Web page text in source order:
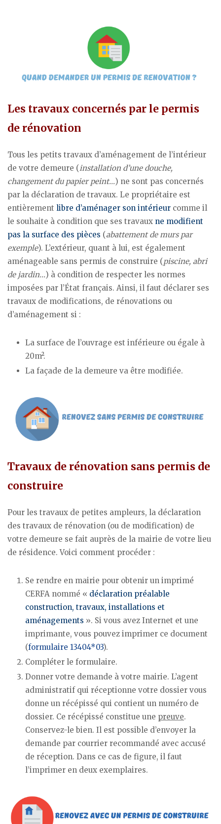
Les travaux concernés par le permis
de rénovation
Tous les petits travaux d’aménagement de l’intérieur
de votre demeure (installation d’une douche,
changement du papier peint…) ne sont pas concernés
par la déclaration de travaux. Le propriétaire est
entièrement libre d’aménager son intérieur comme il
le souhaite à condition que ses travaux ne modifient
pas la surface des pièces (abattement de murs par
exemple). L’extérieur, quant à lui, est également
aménageable sans permis de construire (piscine, abri
de jardin…) à condition de respecter les normes
imposées par l’État français. Ainsi, il faut déclarer ses
travaux de modifications, de rénovations ou
d’aménagement si :
La surface de l’ouvrage est inférieure ou égale à
20m².
La façade de la demeure va être modifiée.
Travaux de rénovation sans permis de
construire
Pour les travaux de petites ampleurs, la déclaration
des travaux de rénovation (ou de modification) de
votre demeure se fait auprès de la mairie de votre lieu
de résidence. Voici comment procéder :
Se rendre en mairie pour obtenir un imprimé
CERFA nommé « déclaration préalable
construction, travaux, installations et
aménagements ». Si vous avez Internet et une
imprimante, vous pouvez imprimer ce document
(formulaire 13404*03).
Compléter le formulaire.
Donner votre demande à votre mairie. L’agent
administratif qui réceptionne votre dossier vous
donne un récépissé qui contient un numéro de
dossier. Ce récépissé constitue une preuve.
Conservez-le bien. Il est possible d’envoyer la
demande par courrier recommandé avec accusé
de réception. Dans ce cas de figure, il faut
l’imprimer en deux exemplaires.